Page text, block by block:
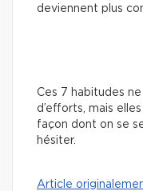
deviennent plus
Ces 7 habitudes
d’efforts, mais
façon dont on se
hésiter.
Article